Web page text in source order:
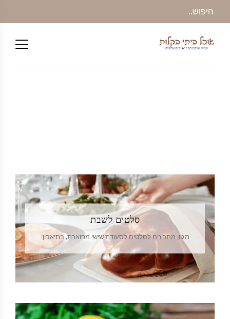
סלטים לשבת
מגוון מתכונים לסלטים לסעודת שישי מפוארת, בתיאבון!